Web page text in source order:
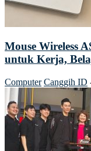
Mouse Wireless
untuk Kerja,
Computer Canggih ID